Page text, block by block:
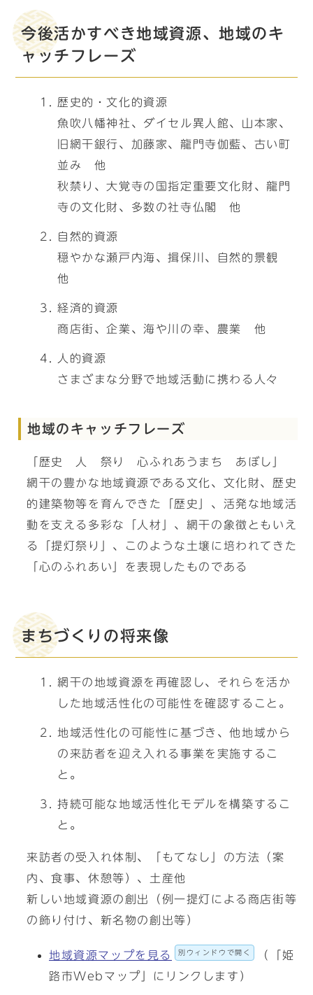
今後活かすべき地域資源、地域のキ
ャッチフレーズ
歴史的・文化的資源
魚吹八幡神社、ダイセル異人館、山本家、
旧網干銀行、加藤家、龍門寺伽藍、古い町
並み 他
秋禁り、大覚寺の国指定重要文化財、龍門
寺の文化財、多数の社寺仏閣 他
自然的資源
穏やかな瀬戸内海、揖保川、自然的景観
他
経済的資源
商店街、企業、海や川の幸、農業 他
人的資源
さまざまな分野で地域活動に携わる人々
地域のキャッチフレーズ
「歴史 人 祭り 心ふれあうまち あぼし」
網干の豊かな地域資源である文化、文化財、歴史
的建築物等を育んできた「歴史」、活発な地域活
動を支える多彩な「人材」、網干の象徴ともいえ
る「提灯祭り」、このような土壌に培われてきた
「心のふれあい」を表現したものである
まちづくりの将来像
網干の地域資源を再確認し、それらを活か
した地域活性化の可能性を確認すること。
地域活性化の可能性に基づき、他地域から
の来訪者を迎え入れる事業を実施するこ
と。
持続可能な地域活性化モデルを構築するこ
と。
来訪者の受入れ体制、「もてなし」の方法（案
内、食事、休憩等）、土産他
新しい地域資源の創出（例一提灯による商店街等
の飾り付け、新名物の創出等）
地域資源マップを見る 別ウィンドウで開く
（「姫
路市Webマップ」にリンクします）